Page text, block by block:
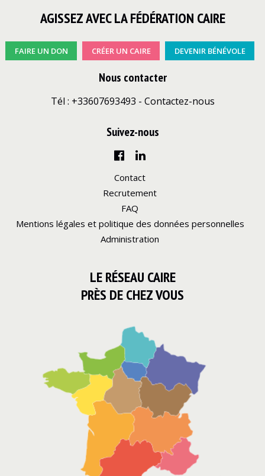
AGISSEZ AVEC LA FÉDÉRATION CAIRE
FAIRE UN DON CRÉER UN CAIRE DEVENIR BÉNÉVOLE
Nous contacter
Tél : +33607693493 - Contactez-nous
Suivez-nous
Contact
Recrutement
FAQ
Mentions légales et politique des données personnelles
Administration
LE RÉSEAU CAIRE
PRÈS DE CHEZ VOUS